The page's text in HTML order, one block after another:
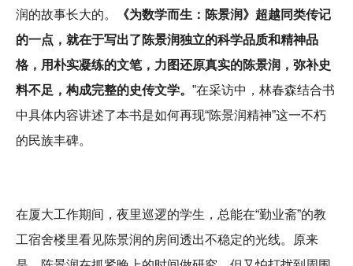
润的故事长大的。
《为数学而生：陈景润》超越同类传记
的一点，就在于写出了陈景润独立的科学品质和精神品
格，用朴实凝练的文笔，力图还原真实的陈景润，弥补史
料不足，构成完整的史传文学。 ”在采访中，林春森结合书
中具体内容讲述了本书是如何再现“陈景润精神”这一不朽
的民族丰碑。
在厦大工作期间，夜里巡逻的学生，总能在“勤业斋”的教
工宿舍楼里看见陈景润的房间透出不稳定的光线。原来